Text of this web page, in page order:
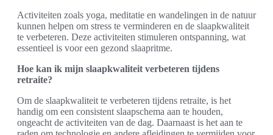
Activiteiten zoals yoga, meditatie en wandelingen in de natuur
kunnen helpen om stress te verminderen en de slaapkwaliteit
te verbeteren. Deze activiteiten stimuleren ontspanning, wat
essentieel is voor een gezond slaapritme.
Hoe kan ik mijn slaapkwaliteit verbeteren tijdens
retraite?
Om de slaapkwaliteit te verbeteren tijdens retraite, is het
handig om een consistent slaapschema aan te houden,
ongeacht de activiteiten van de dag. Daarnaast is het aan te